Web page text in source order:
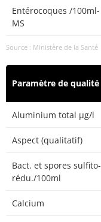
Entérocoques /100ml-
MS
Source : Ministère de la Santé
Paramètre de qualité
Aluminium total µg/l
Aspect (qualitatif)
Bact. et spores sulfito-
rédu./100ml
Calcium